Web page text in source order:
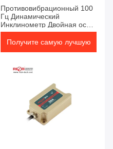
Противовибрационный 100
Гц Динамический
Инклинометр Двойная ось
CANopen
Получите самую лучшую